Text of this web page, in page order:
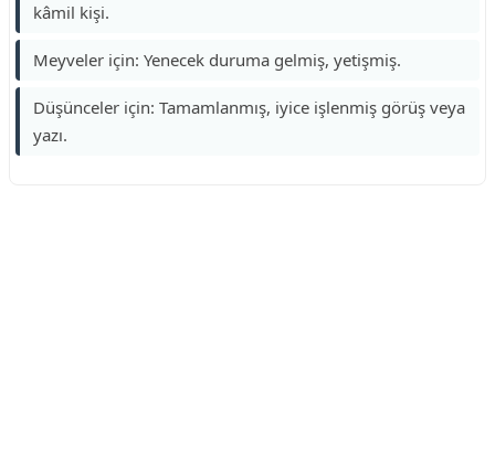
kâmil kişi.
Meyveler için: Yenecek duruma gelmiş, yetişmiş.
Düşünceler için: Tamamlanmış, iyice işlenmiş görüş veya
yazı.